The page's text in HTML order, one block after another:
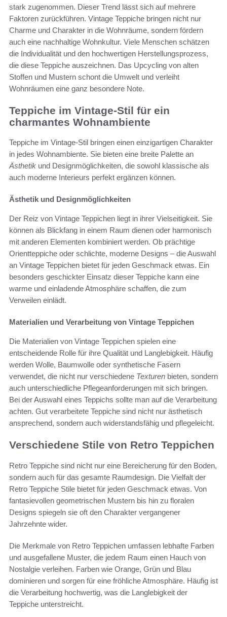
stark zugenommen. Dieser Trend lässt sich auf mehrere
Faktoren zurückführen. Vintage Teppiche bringen nicht nur
Charme und Charakter in die Wohnräume, sondern fördern
auch eine nachhaltige Wohnkultur. Viele Menschen schätzen
die Individualität und den hochwertigen Herstellungsprozess,
die diese Teppiche auszeichnen. Das Upcycling von alten
Stoffen und Mustern schont die Umwelt und verleiht
Wohnräumen eine ganz besondere Note.
Teppiche im Vintage-Stil für ein
charmantes Wohnambiente
Teppiche im Vintage-Stil bringen einen einzigartigen Charakter
in jedes Wohnambiente. Sie bieten eine breite Palette an
Ästhetik und Designmöglichkeiten, die sowohl klassische als
auch moderne Interieurs perfekt ergänzen können.
Ästhetik und Designmöglichkeiten
Der Reiz von Vintage Teppichen liegt in ihrer Vielseitigkeit. Sie
können als Blickfang in einem Raum dienen oder harmonisch
mit anderen Elementen kombiniert werden. Ob prächtige
Orientteppiche oder schlichte, moderne Designs – die Auswahl
an Vintage Teppichen bietet für jeden Geschmack etwas. Ein
besonders geschickter Einsatz dieser Teppiche kann eine
warme und einladende Atmosphäre schaffen, die zum
Verweilen einlädt.
Materialien und Verarbeitung von Vintage Teppichen
Die Materialien von Vintage Teppichen spielen eine
entscheidende Rolle für ihre Qualität und Langlebigkeit. Häufig
werden Wolle, Baumwolle oder synthetische Fasern
verwendet, die nicht nur verschiedene Texturen bieten, sondern
auch unterschiedliche Pflegeanforderungen mit sich bringen.
Bei der Auswahl eines Teppichs sollte man auf die Verarbeitung
achten. Gut verarbeitete Teppiche sind nicht nur ästhetisch
ansprechend, sondern auch widerstandsfähig und pflegeleicht.
Verschiedene Stile von Retro Teppichen
Retro Teppiche sind nicht nur eine Bereicherung für den Boden,
sondern auch für das gesamte Raumdesign. Die Vielfalt der
Retro Teppiche Stile bietet für jeden Geschmack etwas. Von
fantasievollen geometrischen Mustern bis hin zu floralen
Designs spiegeln sie oft den Charakter vergangener
Jahrzehnte wider.
Die Merkmale von Retro Teppichen umfassen lebhafte Farben
und ausgefallene Muster, die jedem Raum einen Hauch von
Nostalgie verleihen. Farben wie Orange, Grün und Blau
dominieren und sorgen für eine fröhliche Atmosphäre. Häufig ist
die Verarbeitung hochwertig, was die Langlebigkeit der
Teppiche unterstreicht.